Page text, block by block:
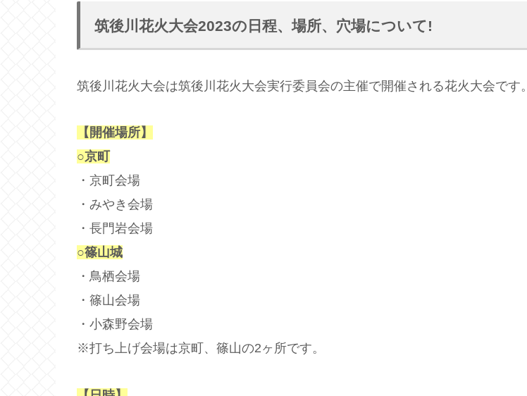
筑後川花火大会2023の日程、場所、穴場について!
筑後川花火大会は筑後川花火大会実行委員会の主催で開催される花火大会です。
【開催場所】
○京町
・京町会場
・みやき会場
・長門岩会場
○篠山城
・鳥栖会場
・篠山会場
・小森野会場
※打ち上げ会場は京町、篠山の2ヶ所です。